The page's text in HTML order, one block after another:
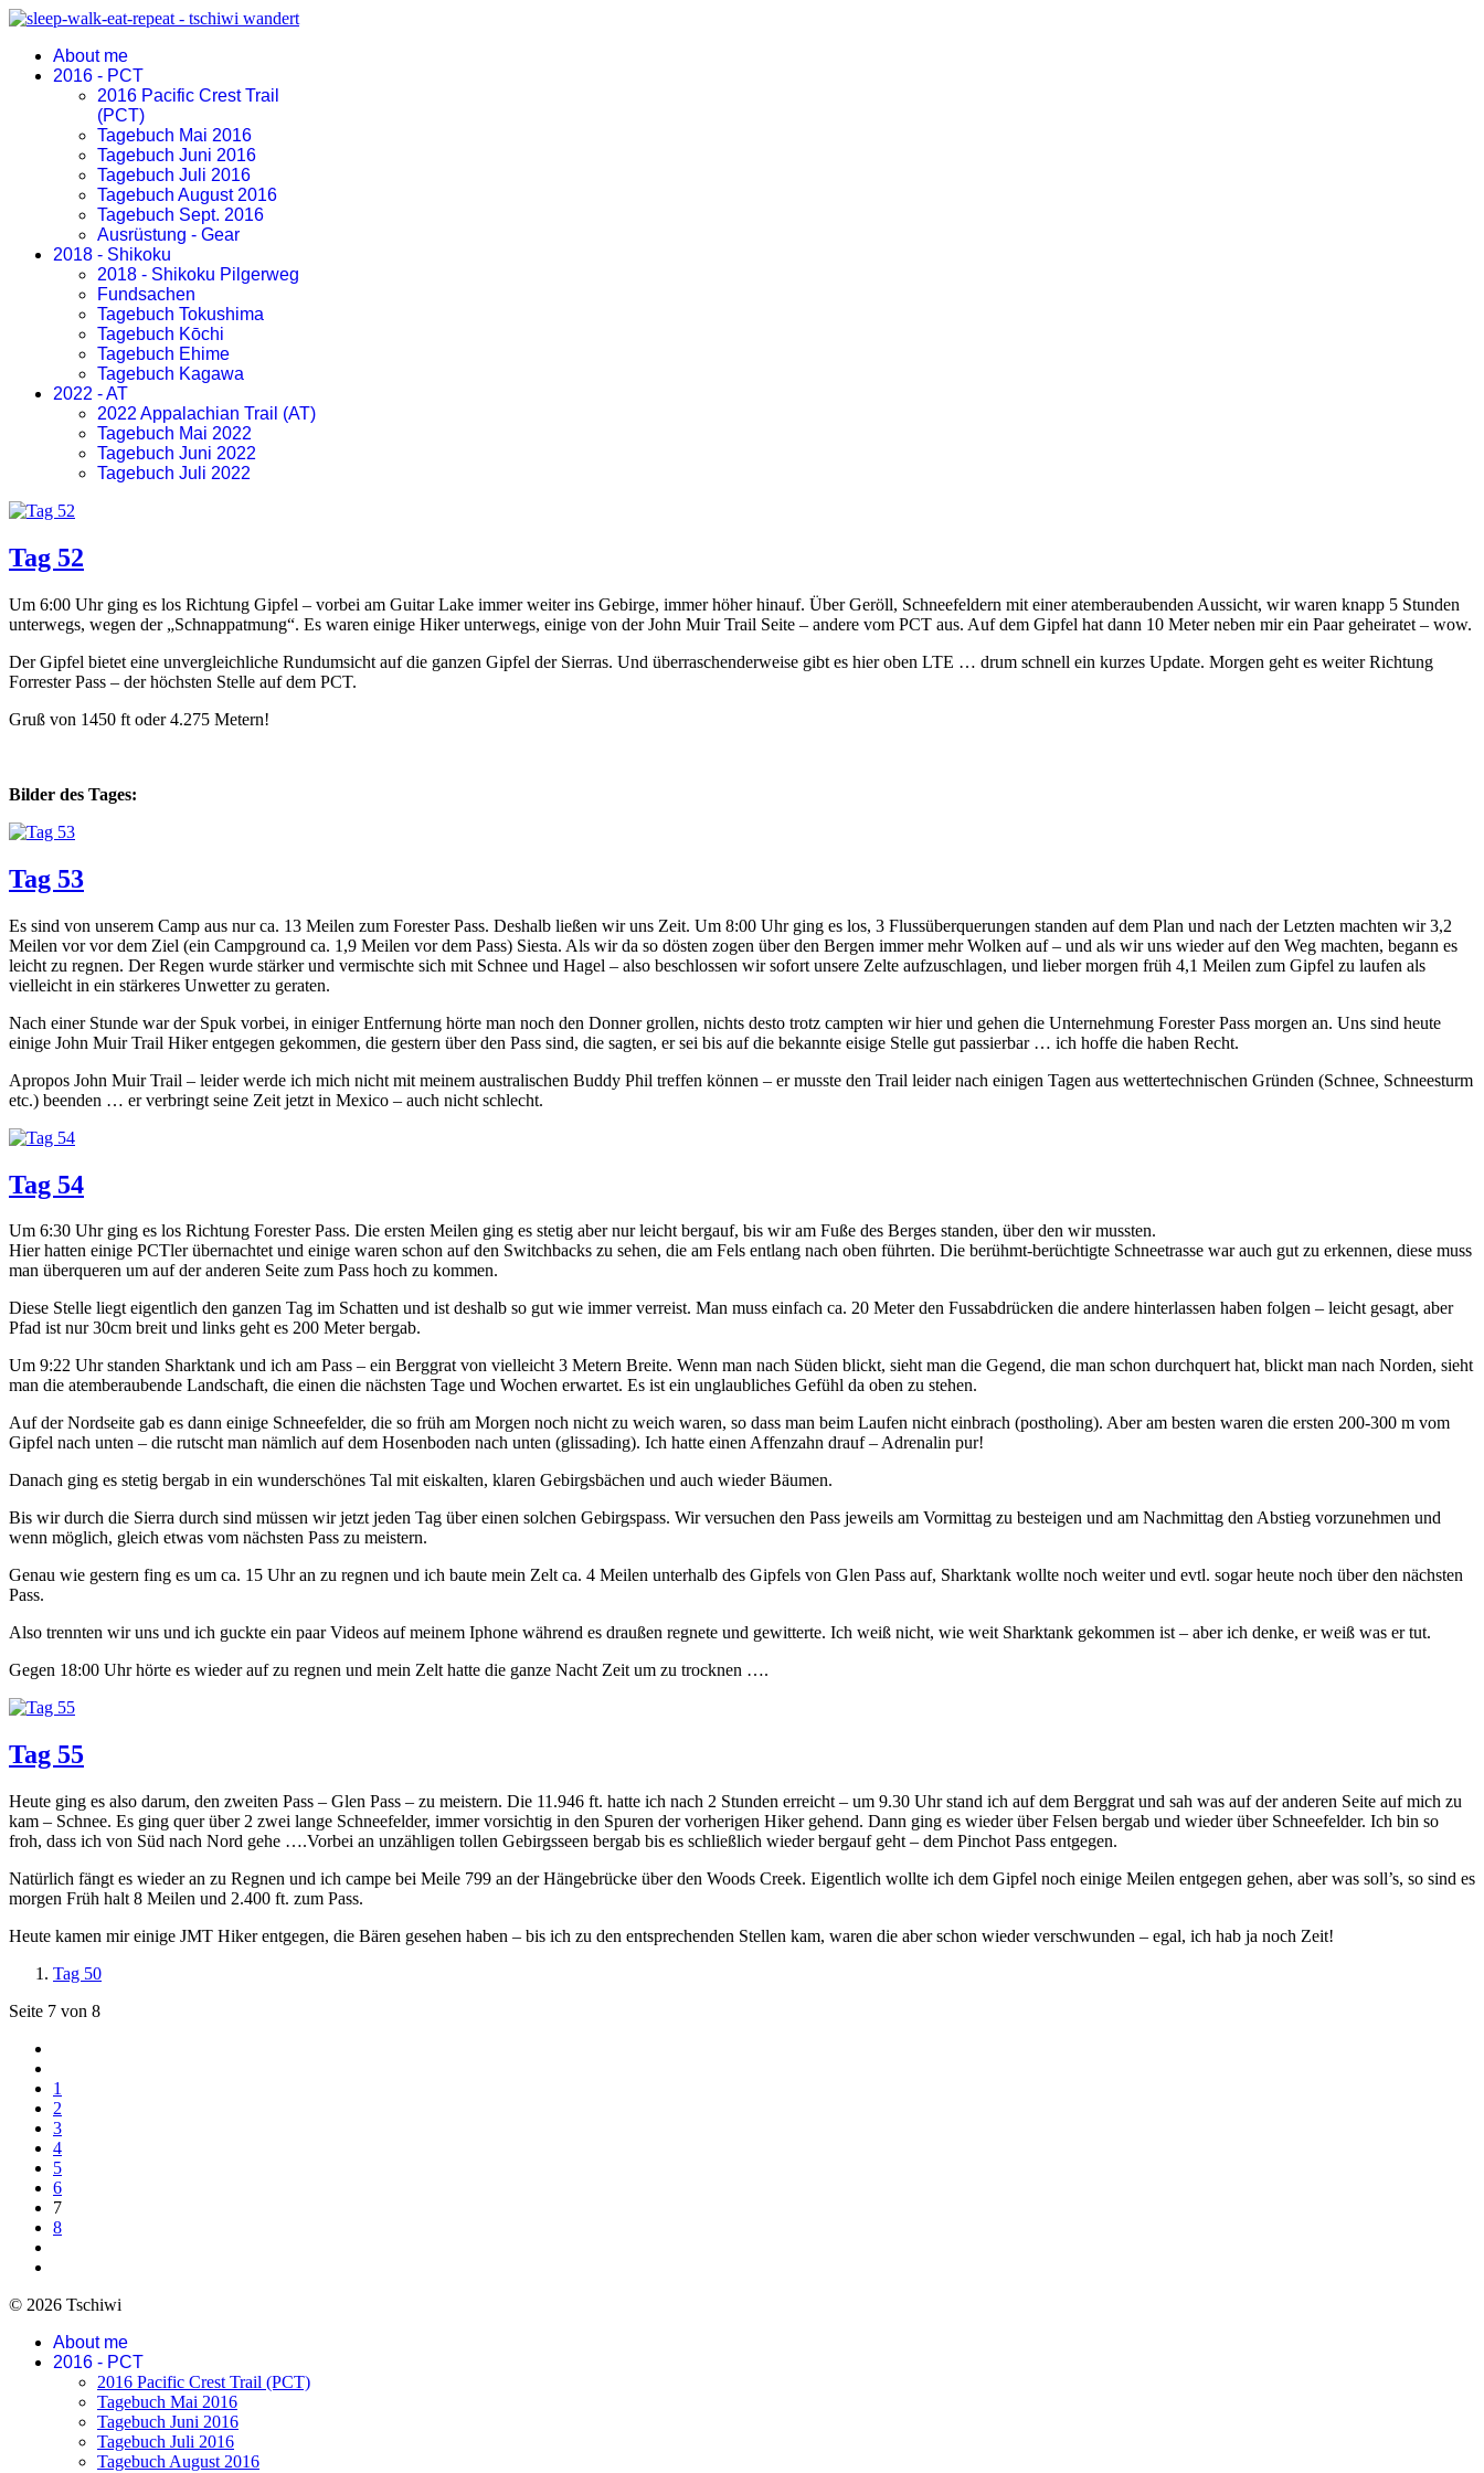
About me
2016 - PCT
2016 Pacific Crest Trail
(PCT)
Tagebuch Mai 2016
Tagebuch Juni 2016
Tagebuch Juli 2016
Tagebuch August 2016
Tagebuch Sept. 2016
Ausrüstung - Gear
2018 - Shikoku
2018 - Shikoku Pilgerweg
Fundsachen
Tagebuch Tokushima
Tagebuch Kōchi
Tagebuch Ehime
Tagebuch Kagawa
2022 - AT
2022 Appalachian Trail (AT)
Tagebuch Mai 2022
Tagebuch Juni 2022
Tagebuch Juli 2022
Tag 52
Um 6:00 Uhr ging es los Richtung Gipfel – vorbei am Guitar Lake immer weiter ins Gebirge, immer höher hinauf. Über Geröll, Schneefeldern mit einer atemberaubenden Aussicht, wir waren knapp 5 Stunden
unterwegs, wegen der „Schnappatmung“. Es waren einige Hiker unterwegs, einige von der John Muir Trail Seite – andere vom PCT aus. Auf dem Gipfel hat dann 10 Meter neben mir ein Paar geheiratet – wow.
Der Gipfel bietet eine unvergleichliche Rundumsicht auf die ganzen Gipfel der Sierras. Und überraschenderweise gibt es hier oben LTE … drum schnell ein kurzes Update. Morgen geht es weiter Richtung
Forrester Pass – der höchsten Stelle auf dem PCT.
Gruß von 1450 ft oder 4.275 Metern!
Bilder des Tages:
Tag 53
Es sind von unserem Camp aus nur ca. 13 Meilen zum Forester Pass. Deshalb ließen wir uns Zeit. Um 8:00 Uhr ging es los, 3 Flussüberquerungen standen auf dem Plan und nach der Letzten machten wir 3,2
Meilen vor vor dem Ziel (ein Campground ca. 1,9 Meilen vor dem Pass) Siesta. Als wir da so dösten zogen über den Bergen immer mehr Wolken auf – und als wir uns wieder auf den Weg machten, begann es
leicht zu regnen. Der Regen wurde stärker und vermischte sich mit Schnee und Hagel – also beschlossen wir sofort unsere Zelte aufzuschlagen, und lieber morgen früh 4,1 Meilen zum Gipfel zu laufen als
vielleicht in ein stärkeres Unwetter zu geraten.
Nach einer Stunde war der Spuk vorbei, in einiger Entfernung hörte man noch den Donner grollen, nichts desto trotz campten wir hier und gehen die Unternehmung Forester Pass morgen an. Uns sind heute
einige John Muir Trail Hiker entgegen gekommen, die gestern über den Pass sind, die sagten, er sei bis auf die bekannte eisige Stelle gut passierbar … ich hoffe die haben Recht.
Apropos John Muir Trail – leider werde ich mich nicht mit meinem australischen Buddy Phil treffen können – er musste den Trail leider nach einigen Tagen aus wettertechnischen Gründen (Schnee, Schneesturm
etc.) beenden … er verbringt seine Zeit jetzt in Mexico – auch nicht schlecht.
Tag 54
Um 6:30 Uhr ging es los Richtung Forester Pass. Die ersten Meilen ging es stetig aber nur leicht bergauf, bis wir am Fuße des Berges standen, über den wir mussten.
Hier hatten einige PCTler übernachtet und einige waren schon auf den Switchbacks zu sehen, die am Fels entlang nach oben führten. Die berühmt-berüchtigte Schneetrasse war auch gut zu erkennen, diese muss
man überqueren um auf der anderen Seite zum Pass hoch zu kommen.
Diese Stelle liegt eigentlich den ganzen Tag im Schatten und ist deshalb so gut wie immer verreist. Man muss einfach ca. 20 Meter den Fussabdrücken die andere hinterlassen haben folgen – leicht gesagt, aber
Pfad ist nur 30cm breit und links geht es 200 Meter bergab.
Um 9:22 Uhr standen Sharktank und ich am Pass – ein Berggrat von vielleicht 3 Metern Breite. Wenn man nach Süden blickt, sieht man die Gegend, die man schon durchquert hat, blickt man nach Norden, sieht
man die atemberaubende Landschaft, die einen die nächsten Tage und Wochen erwartet. Es ist ein unglaubliches Gefühl da oben zu stehen.
Auf der Nordseite gab es dann einige Schneefelder, die so früh am Morgen noch nicht zu weich waren, so dass man beim Laufen nicht einbrach (postholing). Aber am besten waren die ersten 200-300 m vom
Gipfel nach unten – die rutscht man nämlich auf dem Hosenboden nach unten (glissading). Ich hatte einen Affenzahn drauf – Adrenalin pur!
Danach ging es stetig bergab in ein wunderschönes Tal mit eiskalten, klaren Gebirgsbächen und auch wieder Bäumen.
Bis wir durch die Sierra durch sind müssen wir jetzt jeden Tag über einen solchen Gebirgspass. Wir versuchen den Pass jeweils am Vormittag zu besteigen und am Nachmittag den Abstieg vorzunehmen und
wenn möglich, gleich etwas vom nächsten Pass zu meistern.
Genau wie gestern fing es um ca. 15 Uhr an zu regnen und ich baute mein Zelt ca. 4 Meilen unterhalb des Gipfels von Glen Pass auf, Sharktank wollte noch weiter und evtl. sogar heute noch über den nächsten
Pass.
Also trennten wir uns und ich guckte ein paar Videos auf meinem Iphone während es draußen regnete und gewitterte. Ich weiß nicht, wie weit Sharktank gekommen ist – aber ich denke, er weiß was er tut.
Gegen 18:00 Uhr hörte es wieder auf zu regnen und mein Zelt hatte die ganze Nacht Zeit um zu trocknen ….
Tag 55
Heute ging es also darum, den zweiten Pass – Glen Pass – zu meistern. Die 11.946 ft. hatte ich nach 2 Stunden erreicht – um 9.30 Uhr stand ich auf dem Berggrat und sah was auf der anderen Seite auf mich zu
kam – Schnee. Es ging quer über 2 zwei lange Schneefelder, immer vorsichtig in den Spuren der vorherigen Hiker gehend. Dann ging es wieder über Felsen bergab und wieder über Schneefelder. Ich bin so
froh, dass ich von Süd nach Nord gehe ….Vorbei an unzähligen tollen Gebirgsseen bergab bis es schließlich wieder bergauf geht – dem Pinchot Pass entgegen.
Natürlich fängt es wieder an zu Regnen und ich campe bei Meile 799 an der Hängebrücke über den Woods Creek. Eigentlich wollte ich dem Gipfel noch einige Meilen entgegen gehen, aber was soll’s, so sind es
morgen Früh halt 8 Meilen und 2.400 ft. zum Pass.
Heute kamen mir einige JMT Hiker entgegen, die Bären gesehen haben – bis ich zu den entsprechenden Stellen kam, waren die aber schon wieder verschwunden – egal, ich hab ja noch Zeit!
Tag 50
Seite 7 von 8
1
2
3
4
5
6
7
8
© 2026 Tschiwi
About me
2016 - PCT
2016 Pacific Crest Trail (PCT)
Tagebuch Mai 2016
Tagebuch Juni 2016
Tagebuch Juli 2016
Tagebuch August 2016